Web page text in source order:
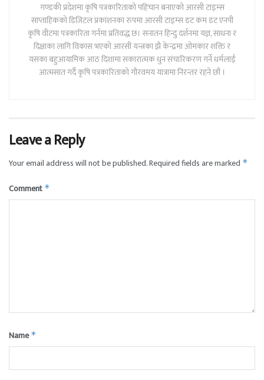
गण्डकी प्रदेशमा कृषि पत्रकारिताको पहिचान बनाएको आरसी टाइम्स
साप्ताहिकको डिजिटल प्रकाशनका रुपमा आरसी टाइम्स डट कम डट एनपी
कृषि वीटमा पत्रकारिता गर्नमा प्रतिवद्ध छ। सनातन हिन्दु दर्शनमा यज्ञ, साधना र
दिक्षाका लागि विकास भएको आरसी यन्त्रका झै केन्द्रमा ओमकार शक्ति र
यसका बहुआयामिक आठ दिशामा सकारात्मक धुन संचारिकरण गर्ने धर्मलाई
आत्मसात गर्दै कृषि पत्रकारिताको गौरवमय यात्रामा निरन्तर रहने छौं ।
Leave a Reply
Your email address will not be published.Required fields are marked *
Comment *
Name*